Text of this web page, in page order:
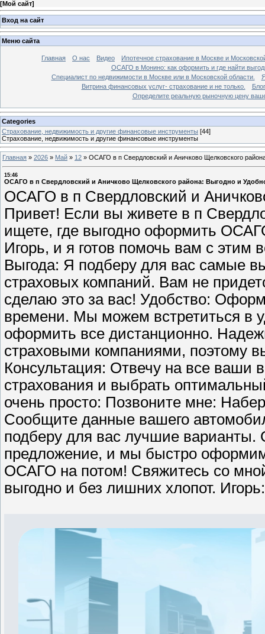
[Мой сайт]
Вход на сайт
Меню сайта
Главная О нас Видео
Ипотечное страхование в Москве и
ОСАГО в Монино: как оформить и где найти
Специалист по недвижимости в Москве или в Московской области.
Витрина финансовых услуг- страхование и не только.
Блог
Определите реальную рыночную цену
Categories
Страхование, недвижимость и другие финансовые инструменты [44]
Страхование, недвижимость и другие финансовые инструменты
Главная » 2026 » Май » 12 » ОСАГО в п Свердловский и Аничково Щелковского
15:46
ОСАГО в п Свердловский и Аничково Щелковского района: Выгодно и
ОСАГО в п Свердловский и
Привет! Если вы живете в п
ищете, где выгодно оформить
Игорь, и я готов помочь вам с этим
Выгода: Я подберу для вас самые
страховых компаний. Вам не
сделаю это за вас! Удобство:
времени. Мы можем встретиться в
оформить все дистанционно.
страховыми компаниями, поэтому
Консультация: Отвечу на все ваши
страхования и выбрать
очень просто: Позвоните мне:
Сообщите данные вашего
подберу для вас лучшие
предложение, и мы быстро
ОСАГО на потом! Свяжитесь со
выгодно и без лишних хлопот.